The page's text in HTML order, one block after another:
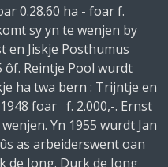
0.28.60 ha - foar f.
sy yn te wenjen by
en Jiskje Posthumus
Reintje Pool wurdt
ha twa bern : Trijntje en
foar f. 2.000,-. Ernst
Yn 1955 wurdt Jan
as arbeiderswent oan
de Jong. Durk de Jong